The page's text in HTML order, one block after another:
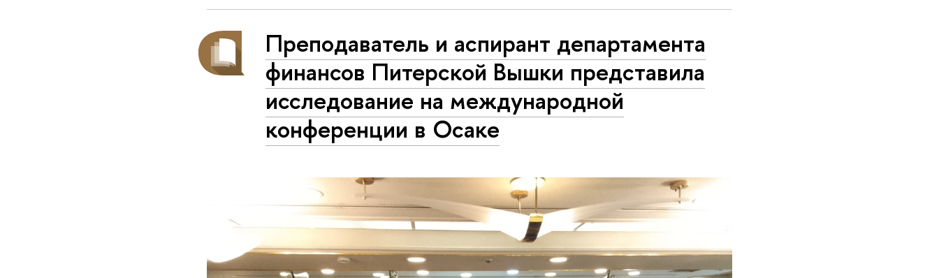
Преподаватель и аспирант департамента
финансов Питерской Вышки представила
исследование на международной
конференции в Осаке